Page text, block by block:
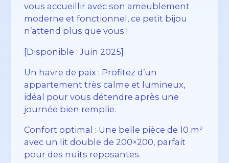
vous accueillir avec son ameublement
moderne et fonctionnel, ce petit bijou
n’attend plus que vous !
[Disponible : Juin 2025]
Un havre de paix : Profitez d’un
appartement très calme et lumineux,
idéal pour vous détendre après une
journée bien remplie.
Confort optimal : Une belle pièce de 10 m²
avec un lit double de 200×200, parfait
pour des nuits reposantes.